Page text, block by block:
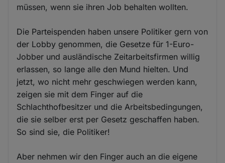
müssen, wenn sie ihren Job behalten wollten.
Die Parteispenden haben unsere Politiker gern von
der Lobby genommen, die Gesetze für 1-Euro-
Jobber und ausländische Zeitarbeitsfirmen willig
erlassen, so lange alle den Mund hielten. Und
jetzt, wo nicht mehr geschwiegen werden kann,
zeigen sie mit dem Finger auf die
Schlachthofbesitzer und die Arbeitsbedingungen,
die sie selber erst per Gesetz geschaffen haben.
So sind sie, die Politiker!
Aber nehmen wir den Finger auch an die eigene